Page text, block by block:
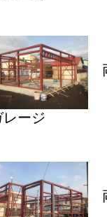
レージ